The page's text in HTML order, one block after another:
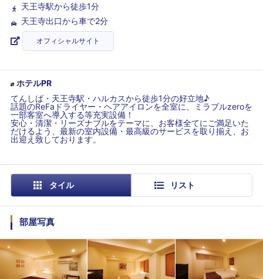
天王寺駅から徒歩1分
天王寺出口から車で2分
オフィシャルサイト
ホテルPR
てんしば・天王寺駅・ハルカスから徒歩1分の好立地♪
話題のReFaドライヤー・ヘアアイロンを全室に、ミラブルzeroを
一部客室へ導入する等充実設備！
安心・清潔・リーズナブルをテーマに、お客様全てにご満足いた
だけるよう、最新の室内設備・最高級のサービスを取り揃え、お
出迎え致しております。
タイル リスト
部屋写真